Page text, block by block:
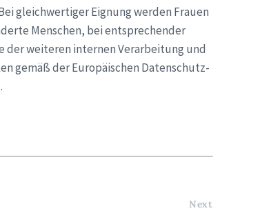
gleichwertiger Eignung werden Frauen
Menschen, bei entsprechender
derweiteren internen Verarbeitung und
gemäß derEuropäischen Datenschutz-
Next